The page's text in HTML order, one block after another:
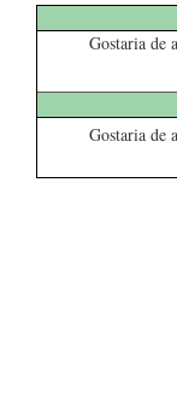
Gostaria de
Gostaria de